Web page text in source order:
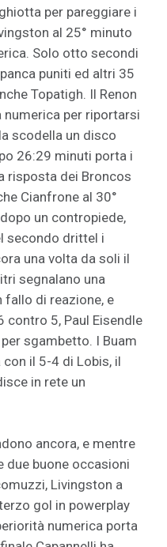
per pareggiare i
al 25° minuto
Solo otto secondi
puniti ed altri 35
Topatigh. Il Renon
per riportarsi
scodella un disco
26:29 minuti porta i
risposta dei Broncos
Cianfrone al 30°
un contropiede,
secondo drittel i
una volta da soli il
segnalano una
fallo di reazione, e
contro 5, Paul Eisendle
sgambetto. I Buam
con il 5-4 di Lobis, il
in rete un
ancora, e mentre
due buone occasioni
Livingston a
gol in powerplay
numerica porta